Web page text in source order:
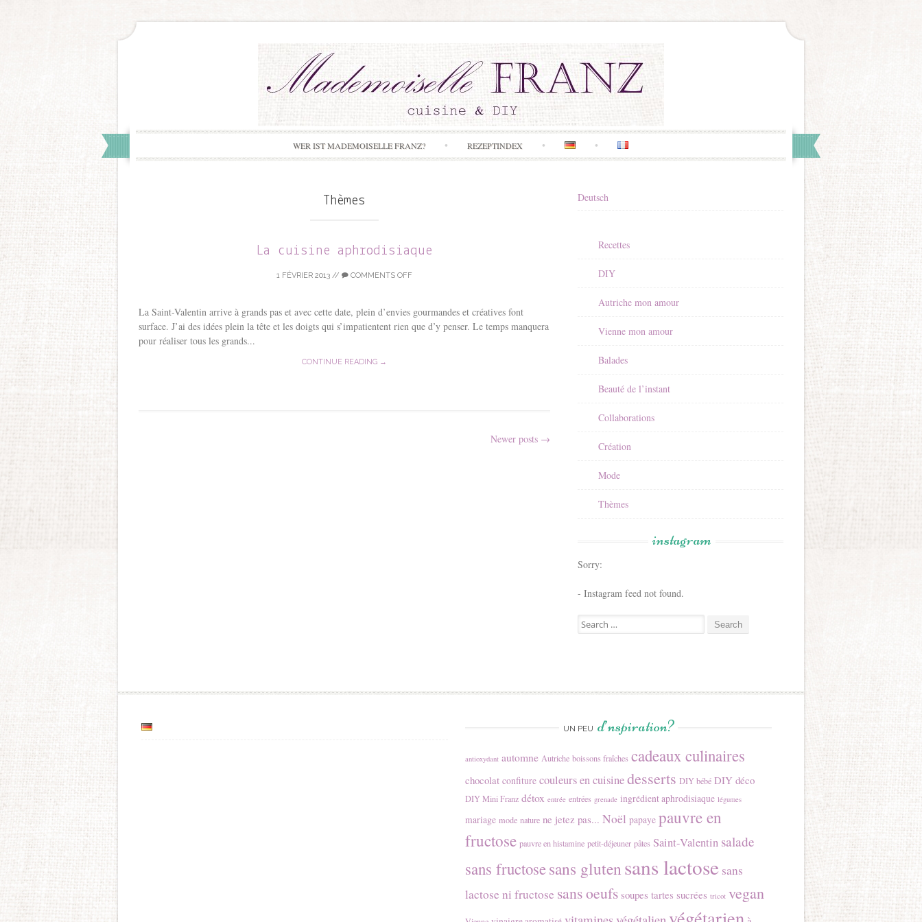
WER IST MADEMOISELLE FRANZ? REZEPTINDEX
Thèmes
La cuisine aphrodisiaque
1 FÉVRIER 2013 // COMMENTS OFF
La Saint-Valentin arrive à grands pas et avec cette date, plein d’envies gourmandes et créatives font
surface. J’ai des idées plein la tête et les doigts qui s’impatientent rien que d’y penser. Le temps manquera
pour réaliser tous les grands...
CONTINUE READING →
Newer posts →
Deutsch
Recettes
DIY
Autriche mon amour
Vienne mon amour
Balades
Beauté de l’instant
Collaborations
Création
Mode
Thèmes
instagram
Sorry:
- Instagram feed not found.
Search for:
UN PEU d’nspiration?
antioxydant automne Autriche boissons fraîches cadeaux culinaires
chocolat confiture couleurs en cuisine desserts DIY bébé DIY déco
DIY Mini Franz détox entrée entrées grenade ingrédient aphrodisiaque légumes
mariage mode nature ne jetez pas... Noël papaye pauvre en
fructose pauvre en histamine petit-déjeuner pâtes Saint-Valentin salade
sans fructosesans glutensans lactose sans
lactose ni fructose sans oeufs soupes tartes sucrées tricot vegan